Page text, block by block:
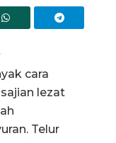
cara
lezat
Telur